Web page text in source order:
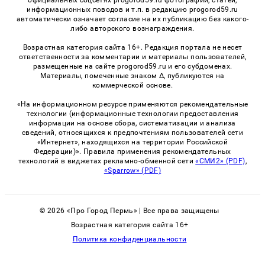
информационных поводов и т.п. в редакцию progorod59.ru
автоматически означает согласие на их публикацию без какого-
либо авторского вознаграждения.
Возрастная категория сайта 16+. Редакция портала не несет
ответственности за комментарии и материалы пользователей,
размещенные на сайте progorod59.ru и его субдоменах.
Материалы, помеченные знаком Δ, публикуются на
коммерческой основе.
«На информационном ресурсе применяются рекомендательные
технологии (информационные технологии предоставления
информации на основе сбора, систематизации и анализа
сведений, относящихся к предпочтениям пользователей сети
«Интернет», находящихся на территории Российской
Федерации)». Правила применения рекомендательных
технологий в виджетах рекламно-обменной сети«СМИ2» (PDF),
«Sparrow» (PDF)
© 2026 «Про Город Пермь» | Все права защищены
Возрастная категория сайта 16+
Политика конфиденциальности